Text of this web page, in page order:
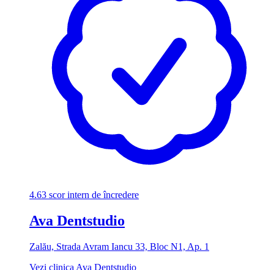
4.63 scor intern de încredere
Ava Dentstudio
Zalău, Strada Avram Iancu 33, Bloc N1, Ap. 1
Vezi clinica Ava Dentstudio